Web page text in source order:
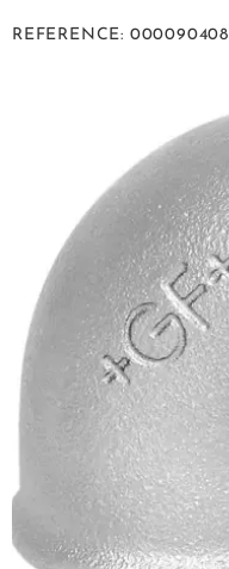
REFERENCE 000090408